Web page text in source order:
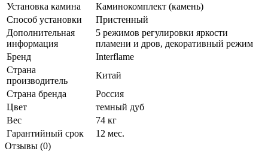
Установка камина
Каминокомплект (камень)
Способ установки
Пристенный
Дополнительная
информация
5 режимов регулировки яркости
пламени и дров, декоративный режим
Бренд
Interflame
Страна
производитель
Китай
Страна бренда
Россия
Цвет
темный дуб
Вес
74 кг
Гарантийный срок
12 мес.
Отзывы (0)